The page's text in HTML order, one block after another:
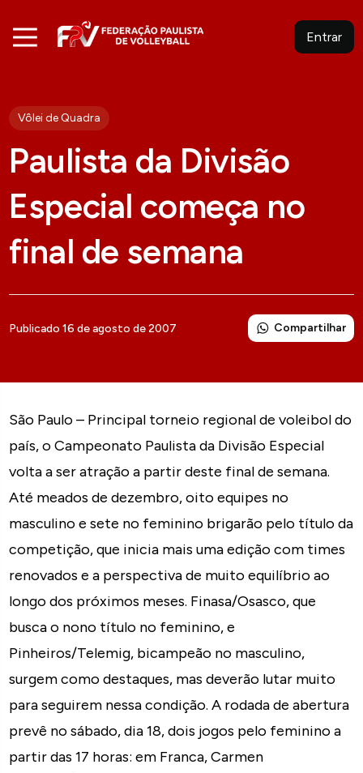
Entrar
Vôlei de Quadra
Paulista da Divisão
Especial começa no
final de semana
Publicado 16 de agosto de 2007 Compartilhar
São Paulo – Principal torneio regional de voleibol do
país, o Campeonato Paulista da Divisão Especial
volta a ser atração a partir deste final de semana.
Até meados de dezembro, oito equipes no
masculino e sete no feminino brigarão pelo título da
competição, que inicia mais uma edição com times
renovados e a perspectiva de muito equilíbrio ao
longo dos próximos meses. Finasa/Osasco, que
busca o nono título no feminino, e
Pinheiros/Telemig, bicampeão no masculino,
surgem como destaques, mas deverão lutar muito
para seguirem nessa condição. A rodada de abertura
prevê no sábado, dia 18, dois jogos pelo feminino a
partir das 17 horas: em Franca, Carmen